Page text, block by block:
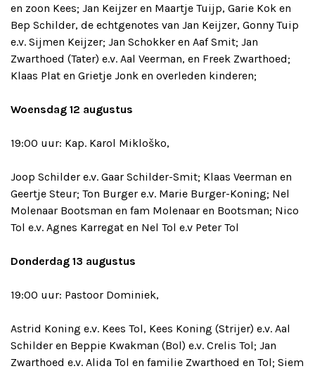
en zoon Kees; Jan Keijzer en Maartje Tuijp, Garie Kok en
Bep Schilder, de echtgenotes van Jan Keijzer, Gonny Tuip
e.v. Sijmen Keijzer; Jan Schokker en Aaf Smit; Jan
Zwarthoed (Tater) e.v. Aal Veerman, en Freek Zwarthoed;
Klaas Plat en Grietje Jonk en overleden kinderen;
Woensdag 12 augustus
19:00 uur: Kap. Karol Mikloško,
Joop Schilder e.v. Gaar Schilder-Smit; Klaas Veerman en
Geertje Steur; Ton Burger e.v. Marie Burger-Koning; Nel
Molenaar Bootsman en fam Molenaar en Bootsman; Nico
Tol e.v. Agnes Karregat en Nel Tol e.v Peter Tol
Donderdag 13 augustus
19:00 uur: Pastoor Dominiek,
Astrid Koning e.v. Kees Tol, Kees Koning (Strijer) e.v. Aal
Schilder en Beppie Kwakman (Bol) e.v. Crelis Tol; Jan
Zwarthoed e.v. Alida Tol en familie Zwarthoed en Tol; Siem